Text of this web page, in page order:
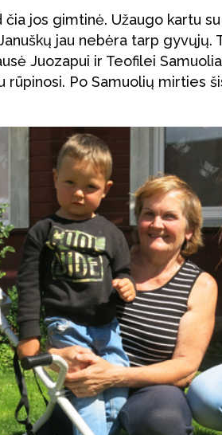
čia jos gimtinė. Užaugo kartu
jau nebėra tarp
Juozapui ir Teofilei
rūpinosi. Po Samuolių mirties